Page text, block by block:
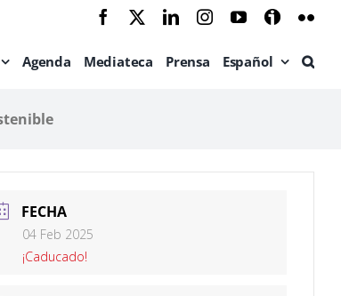
Facebook LinkedInInstagramYouTube
Ivoox
Agenda Mediateca Prensa Español
FECHA
04 Feb 2025
¡Caducado!